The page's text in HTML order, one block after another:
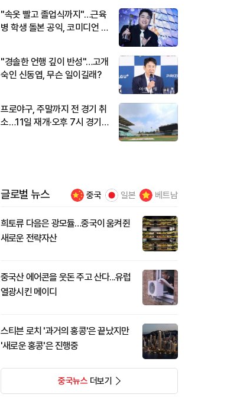
"속옷 빨고 졸업식까지"…근육
병 학생 돌본 공익, 코미디언 김
"경솔한 언행 깊이 반성"…고개
숙인 신동엽, 무슨 일이길래?
프로야구, 주말까지 전 경기 취
소…11일 재개·오후 7시 경기
글로벌 뉴스 중국 일본 베트남
희토류 다음은 광모듈…중국이 움켜쥔
새로운 전략자산
중국산 에어콘을 웃돈 주고 산다...유럽
열광시킨 메이디
스티븐 로치 '과거의 홍콩'은 끝났지만
'새로운 홍콩'은 진행중
중국뉴스더보기